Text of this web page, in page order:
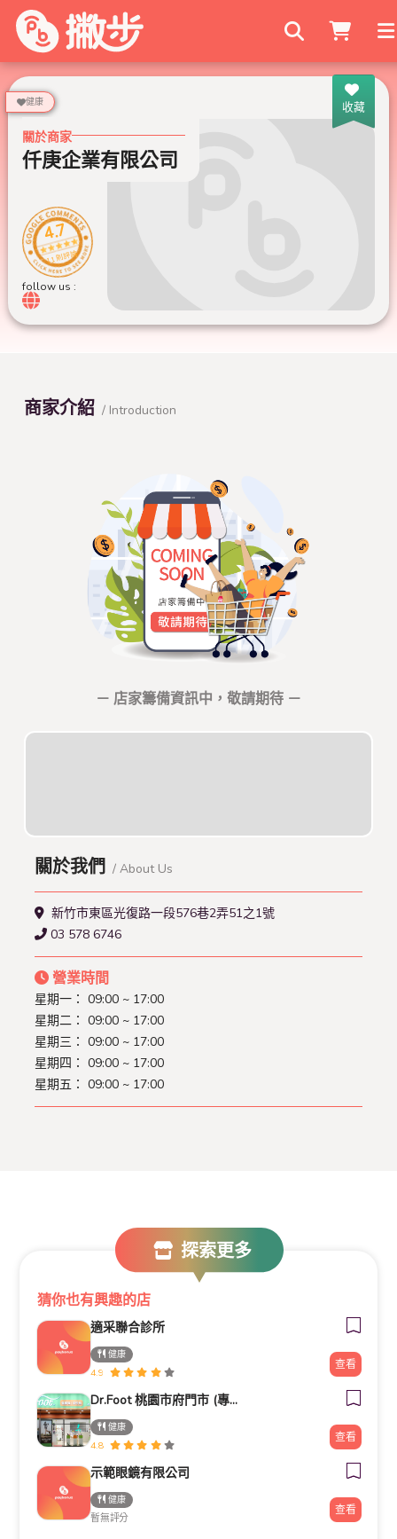
搜尋商家
收藏
健康
關於商家
仟庚企業有限公司
4.7
11 則評論
follow us :
商家介紹 / Introduction
－ 店家籌備資訊中，敬請期待 －
關於我們 / About Us
新竹市東區光復路一段576巷2弄51之1號
03 578 6746
營業時間
星期一： 09:00 ~ 17:00
星期二： 09:00 ~ 17:00
星期三： 09:00 ~ 17:00
星期四： 09:00 ~ 17:00
星期五： 09:00 ~ 17:00
探索更多
猜你也有興趣的店
適采聯合診所
健康
4.9
查看
Dr.Foot 桃園市府門市 (專業客製化鞋墊)
健康
4.8
查看
示範眼鏡有限公司
健康
暫無評分
查看